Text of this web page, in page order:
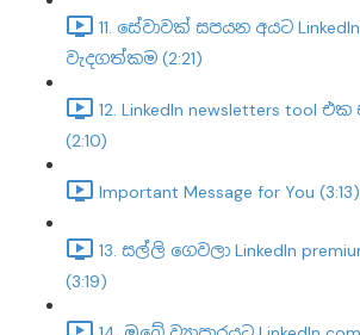
11. සේවාවක් සපයන අයට
වැදගත්කම (2:21)
12. LinkedIn newsletters tool
(2:10)
Important Message for You (3:13)
13. සල්ලි ගෙවලා LinkedIn
(3:19)